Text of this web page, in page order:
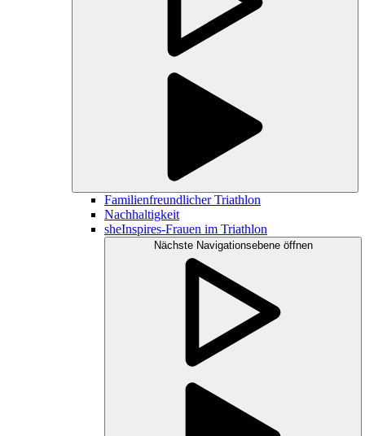
Familienfreundlicher Triathlon
Nachhaltigkeit
sheInspires-Frauen im Triathlon
Nächste Navigationsebene öffnen